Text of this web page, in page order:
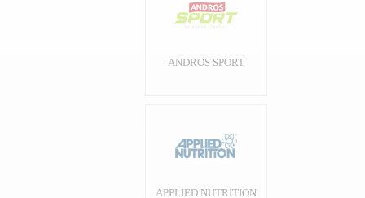
ANDROS SPORT
APPLIED NUTRITION